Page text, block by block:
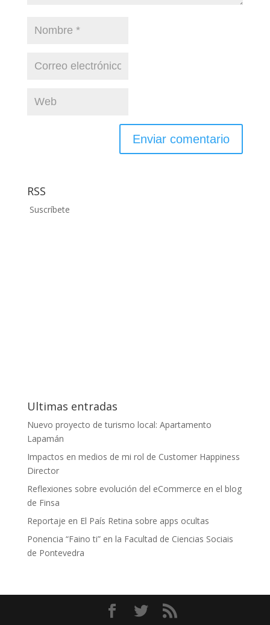
RSS
Suscríbete
Ultimas entradas
Nuevo proyecto de turismo local: Apartamento
Lapamán
Impactos en medios de mi rol de Customer Happiness
Director
Reflexiones sobre evolución del eCommerce en el blog
de Finsa
Reportaje en El País Retina sobre apps ocultas
Ponencia “Faino ti” en la Facultad de Ciencias Sociais
de Pontevedra